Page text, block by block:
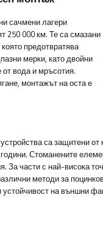
сачмени лагери
250 000 км. Те са смазани
предотвратява
мерки, като двойни
вода и мръсотия.
монтажът на оста е
са защитени
Стоманените
За части с най-висока
методи за
устойчивост на външни